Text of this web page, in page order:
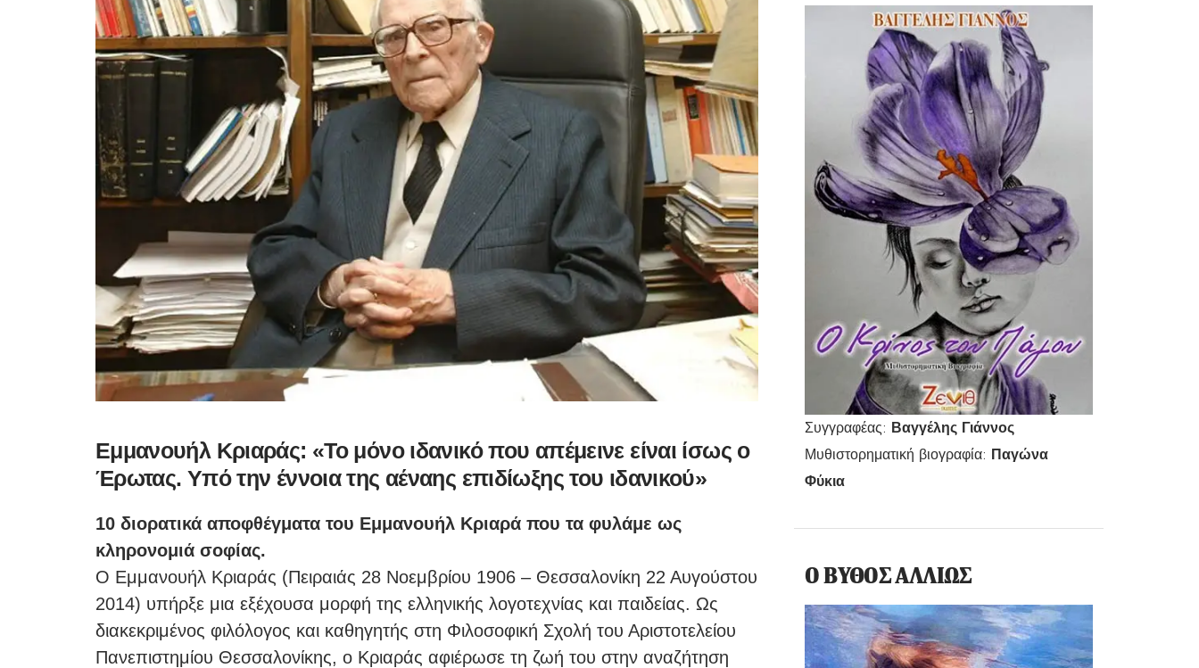
Συγγραφέας: Βαγγέλης Γιάννος
Μυθιστορηματική βιογραφία: Παγώνα
Φύκια
Ο ΒΥΘΟΣ ΑΛΛΙΩΣ
Εμμανουήλ Κριαράς: «Το μόνο ιδανικό που απέμεινε είναι ίσως ο
Έρωτας. Υπό την έννοια της αέναης επιδίωξης του ιδανικού»
10 διορατικά αποφθέγματα του Εμμανουήλ Κριαρά που τα φυλάμε ως
κληρονομιά σοφίας.
Ο Εμμανουήλ Κριαράς (Πειραιάς 28 Νοεμβρίου 1906 – Θεσσαλονίκη 22 Αυγούστου
2014) υπήρξε μια εξέχουσα μορφή της ελληνικής λογοτεχνίας και παιδείας. Ως
διακεκριμένος φιλόλογος και καθηγητής στη Φιλοσοφική Σχολή του Αριστοτελείου
Πανεπιστημίου Θεσσαλονίκης, ο Κριαράς αφιέρωσε τη ζωή του στην αναζήτηση